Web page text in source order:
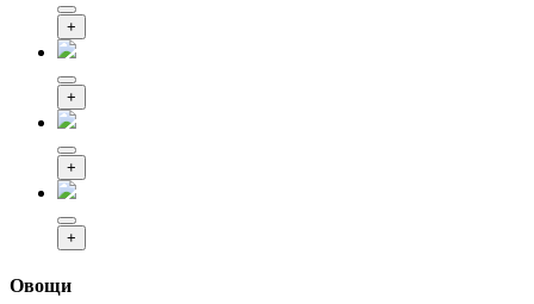
+
+
+
+
Овощи